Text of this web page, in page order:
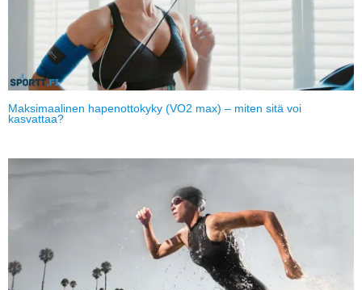
Maksimaalinen hapenottokyky (VO2 max) – miten sitä voi
kasvattaa?